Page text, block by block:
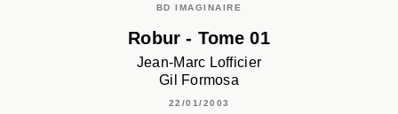
BD IMAGINAIRE
Robur - Tome 01
Jean-Marc Lofficier
Gil Formosa
22/01/2003